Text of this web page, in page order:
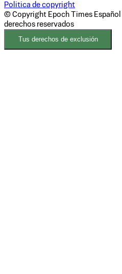
Politica de copyright
© Copyright Epoch Times Español
derechos reservados
Tus derechos de exclusión